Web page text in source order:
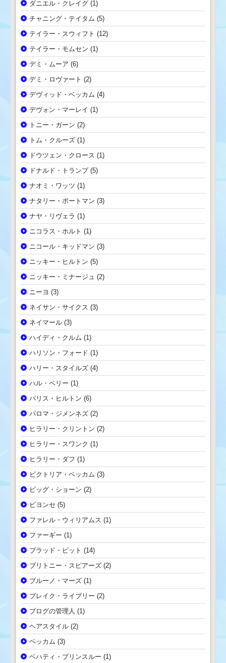
ダニエル・クレイグ (1)
チャニング・テイタム (5)
テイラー・スウィフト (12)
テイラー・モムセン (1)
デミ・ムーア (6)
デミ・ロヴァート (2)
デヴィッド・ベッカム (4)
デヴォン・マーレイ (1)
トニー・ガーン (2)
トム・クルーズ (1)
ドウツェン・クロース (1)
ドナルド・トランプ(5)
ナオミ・ワッツ (1)
ナタリー・ポートマン (3)
ナヤ・リヴェラ (1)
ニコラス・ホルト (1)
ニコール・キッドマン (3)
ニッキー・ヒルトン (5)
ニッキー・ミナージュ (2)
ニーヨ (3)
ネイサン・サイクス (3)
ネイマール (3)
ハイディ・クルム (1)
ハリソン・フォード (1)
ハリー・スタイルズ (4)
ハル・ベリー (1)
パリス・ヒルトン (6)
パロマ・ジメンネズ (2)
ヒラリー・クリントン (2)
ヒラリー・スワンク (1)
ヒラリー・ダフ (1)
ビクトリア・ベッカム (3)
ビッグ・ショーン (2)
ビヨンセ (5)
ファレル・ウィリアムス (1)
ファーギー (1)
ブラッド・ピット (14)
ブリトニー・スピアーズ (2)
ブルーノ・マーズ (1)
ブレイク・ライブリー (2)
ブログの管理人 (1)
ヘアスタイル (2)
ベッカム (3)
ベハティ・プリンスルー (1)